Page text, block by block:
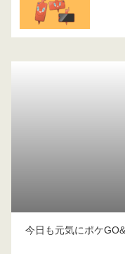
今日も元気にポケ